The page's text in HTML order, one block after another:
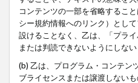
コンテンツの一部を省略するこ
シー規約情報へのリンク）とし
設けることなく、乙は、「プラ
または判読できないようにしない
(b) 乙は、プログラム・コンテン
ブライセンスまたは譲渡しない